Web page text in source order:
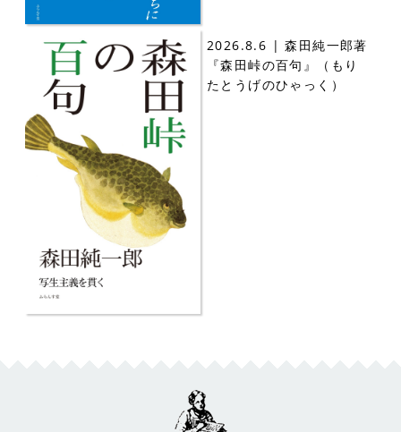
2026.8.6 | 森田純一郎著
『森田峠の百句』（もり
たとうげのひゃっく）